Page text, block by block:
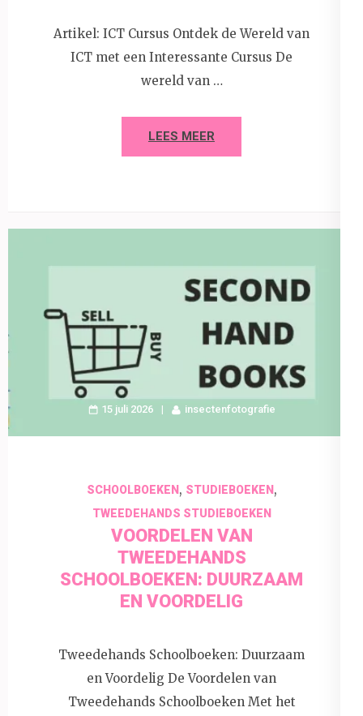
Artikel: ICT Cursus Ontdek de Wereld van
ICT met een Interessante Cursus De
wereld van …
LEES MEER
15 juli 2026 insectenfotografie
SCHOOLBOEKEN, STUDIEBOEKEN,
TWEEDEHANDS STUDIEBOEKEN
VOORDELEN VAN
TWEEDEHANDS
SCHOOLBOEKEN: DUURZAAM
EN VOORDELIG
Tweedehands Schoolboeken: Duurzaam
en Voordelig De Voordelen van
Tweedehands Schoolboeken Met het